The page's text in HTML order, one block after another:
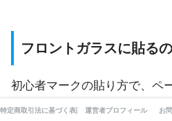
フロントガラスに貼る
初心者マークの貼り方で、ペ
最も陥りやすい、そして最も
特定商取引法に基づく表記 運営者プロフィール お